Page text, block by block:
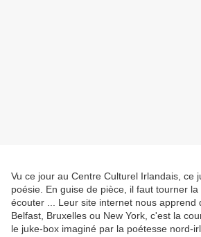
Vu ce jour au Centre Culturel Irlandais, ce
poésie. En guise de pièce, il faut tourner
écouter ... Leur site internet nous apprend
Belfast, Bruxelles ou New York, c'est la
le juke-box imaginé par la poétesse nord-